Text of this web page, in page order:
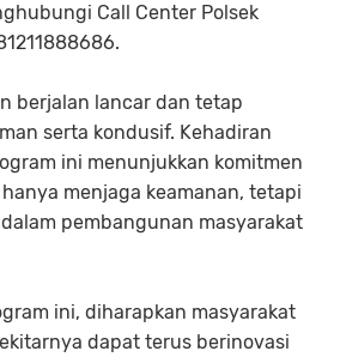
Call Center Polsek
berjalan lancar dan tetap
serta kondusif. Kehadiran
ini menunjukkan komitmen
menjaga keamanan, tetapi
pembangunan masyarakat
ini, diharapkan masyarakat
dapat terus berinovasi